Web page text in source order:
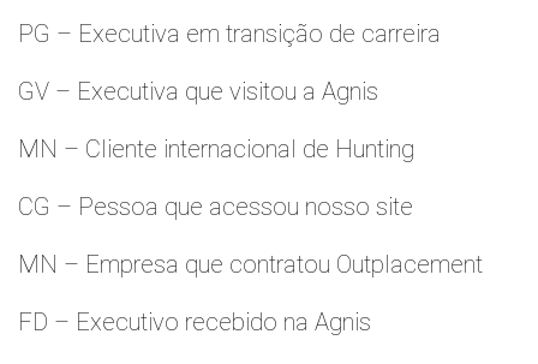
PG – Executiva em transição de carreira
GV – Executiva que visitou a Agnis
MN – Cliente internacional de Hunting
CG – Pessoa que acessou nosso site
MN – Empresa que contratou Outplacement
FD – Executivo recebido na Agnis